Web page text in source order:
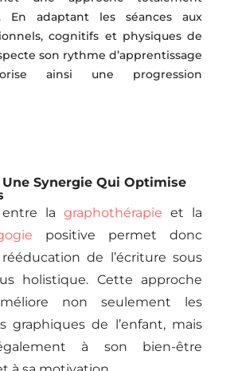
En adaptant les séances aux
cognitifs et physiques de
son rythme d’apprentissage
ainsi une progression
Synergie Qui Optimise
entre lagraphothérapie et la
positive permet donc
de l’écriture sous
holistique. Cette approche
non seulement les
graphiques de l’enfant, mais
à son bien-être